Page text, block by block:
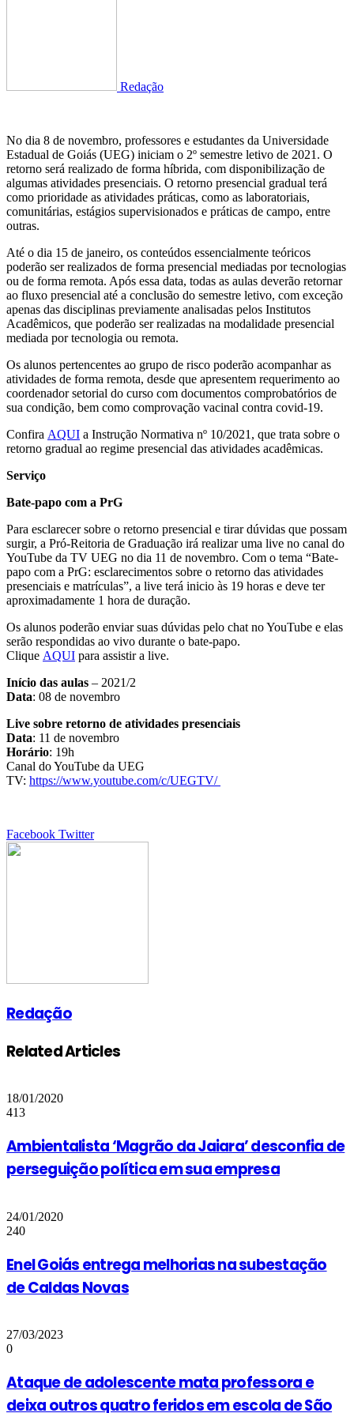
Redação
No dia 8 de novembro, professores e estudantes da Universidade
Estadual de Goiás (UEG) iniciam o 2º semestre letivo de 2021. O
retorno será realizado de forma híbrida, com disponibilização de
algumas atividades presenciais. O retorno presencial gradual terá
como prioridade as atividades práticas, como as laboratoriais,
comunitárias, estágios supervisionados e práticas de campo, entre
outras.
Até o dia 15 de janeiro, os conteúdos essencialmente teóricos
poderão ser realizados de forma presencial mediadas por tecnologias
ou de forma remota. Após essa data, todas as aulas deverão retornar
ao fluxo presencial até a conclusão do semestre letivo, com exceção
apenas das disciplinas previamente analisadas pelos Institutos
Acadêmicos, que poderão ser realizadas na modalidade presencial
mediada por tecnologia ou remota.
Os alunos pertencentes ao grupo de risco poderão acompanhar as
atividades de forma remota, desde que apresentem requerimento ao
coordenador setorial do curso com documentos comprobatórios de
sua condição, bem como comprovação vacinal contra covid-19.
Confira AQUI a Instrução Normativa nº 10/2021, que trata sobre o
retorno gradual ao regime presencial das atividades acadêmicas.
Serviço
Bate-papo com a PrG
Para esclarecer sobre o retorno presencial e tirar dúvidas que possam
surgir, a Pró-Reitoria de Graduação irá realizar uma live no canal do
YouTube da TV UEG no dia 11 de novembro. Com o tema “Bate-
papo com a PrG: esclarecimentos sobre o retorno das atividades
presenciais e matrículas”, a live terá inicio às 19 horas e deve ter
aproximadamente 1 hora de duração.
Os alunos poderão enviar suas dúvidas pelo chat no YouTube e elas
serão respondidas ao vivo durante o bate-papo.
Clique AQUI para assistir a live.
Início das aulas – 2021/2
Data: 08 de novembro
Live sobre retorno de atividades presenciais
Data: 11 de novembro
Horário: 19h
Canal do YouTube da UEG
TV: https://www.youtube.com/c/UEGTV/
Facebook TwitterGoogle+
LinkedIn
StumbleUpon
Tumblr
Pinterest
Reddit
VKontakte
Share
Print
Redação
Related Articles
18/01/2020
413
Ambientalista ‘Magrão da Jaiara’ desconfia de
perseguição política em sua empresa
24/01/2020
240
Enel Goiás entrega melhorias na subestação
de Caldas Novas
27/03/2023
0
Ataque de adolescente mata professora e
deixa outros quatro feridos em escola de São